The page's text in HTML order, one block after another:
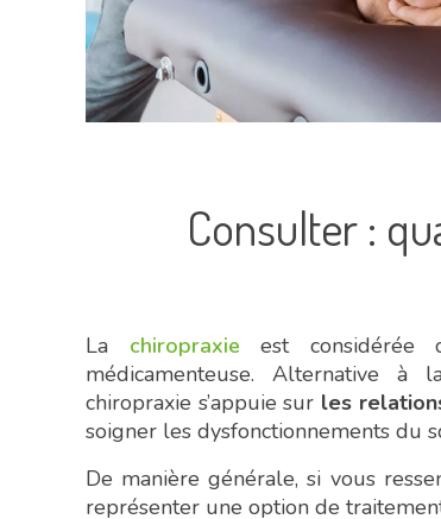
Consulter :
La chiropraxie est considérée
médicamenteuse. Alternative à
chiropraxie s’appuie sur les
soigner les dysfonctionnements du
De manière générale, si vous
représenter une option de